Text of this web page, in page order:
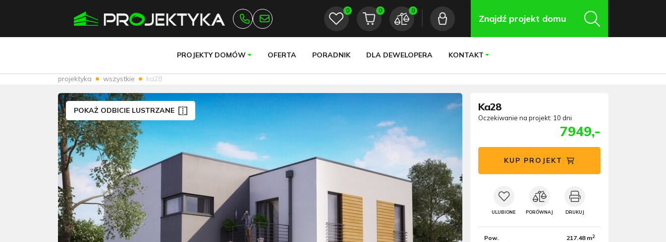
0 0 0
PROJEKTY DOMÓW OFERTA PORADNIK DLA DEWELOPERA KONTAKT
Znajdź projekt domu
projektyka wszystkie ka28
POKAŻ ODBICIE LUSTRZANE Ka28
Oczekiwanie na projekt: 10 dni
7949,-
KUP PROJEKT
ULUBIONE PORÓWNAJ DRUKUJ
Pow.
217.48 m2